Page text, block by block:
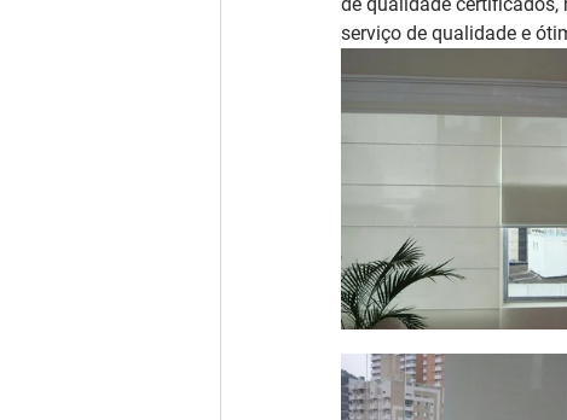
serviço de qualidade e